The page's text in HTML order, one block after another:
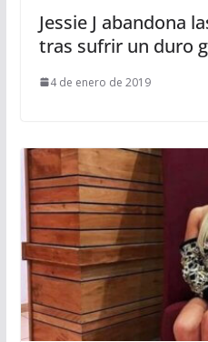
Jessie J abandona
tras sufrir un duro
4 de enero de 2019